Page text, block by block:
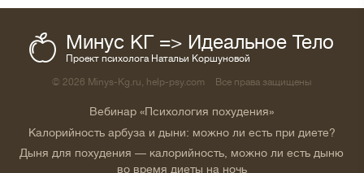
Минус КГ => Идеальное Тело
Проект психолога Натальи Коршуновой
© 2026 Minys-Kg.ru, help-psy.com Все права защищены
Вебинар «Психология похудения»
Калорийность арбуза и дыни: можно ли есть при диете?
Дыня для похудения — калорийность, можно ли есть дыню
во время диеты на ночь